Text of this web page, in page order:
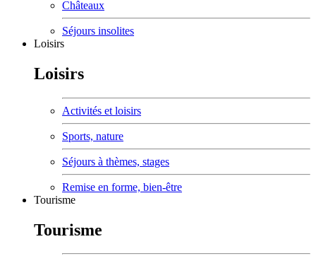
Châteaux
Séjours insolites
Loisirs
Loisirs
Activités et loisirs
Sports, nature
Séjours à thèmes, stages
Remise en forme, bien-être
Tourisme
Tourisme